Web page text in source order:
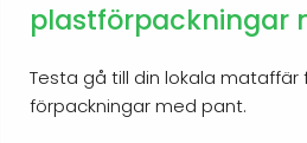
plastförpackningar
Testa gå till din lokala mataffär
förpackningar med pant.